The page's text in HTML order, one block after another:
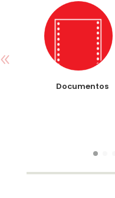
Documentos